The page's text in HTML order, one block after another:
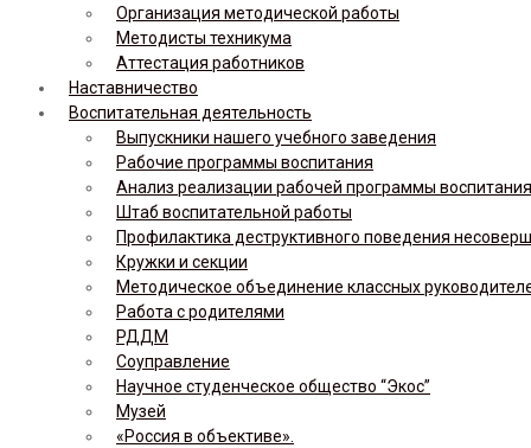
Организация методической работы
Методисты техникума
Аттестация работников
Наставничество
Воспитательная деятельность
Выпускники нашего учебного заведения
Рабочие программы воспитания
Анализ реализации рабочей программы
Штаб воспитательной работы
Профилактика деструктивного поведения
Кружки и секции
Методическое объединение классных
Работа с родителями
РДДМ
Соуправление
Научное студенческое общество “Экос”
Музей
«Россия в объективе».